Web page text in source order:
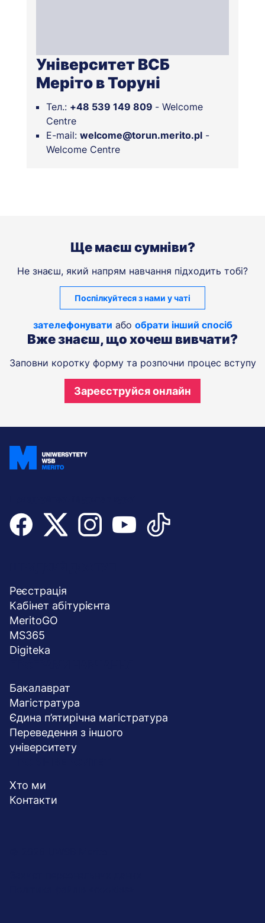
Університет ВСБ
Меріто в Торуні
Тел.: +48 539 149 809 - Welcome
Centre
E-mail: welcome@torun.merito.pl -
Welcome Centre
Ще маєш сумніви?
Не знаєш, який напрям навчання підходить тобі?
Поспілкуйтеся з нами у чаті
зателефонувати або обрати інший спосіб
Вже знаєш, що хочеш вивчати?
Заповни коротку форму та розпочни процес вступу
Зареєструйся онлайн
stopka
Реєстрація
Кабінет абітурієнта
MeritoGO
MS365
Digiteka
Бакалаврат
Магістратура
Єдина п’ятирічна магістратура
Переведення з іншого
університету
Хто ми
Контакти